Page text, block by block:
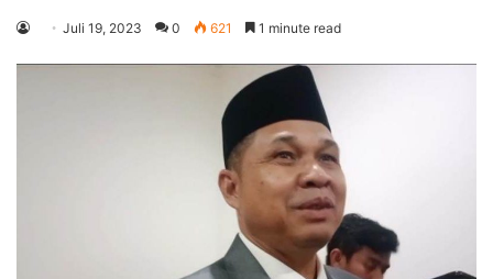
Juli 19, 2023 0 621 1 minute read